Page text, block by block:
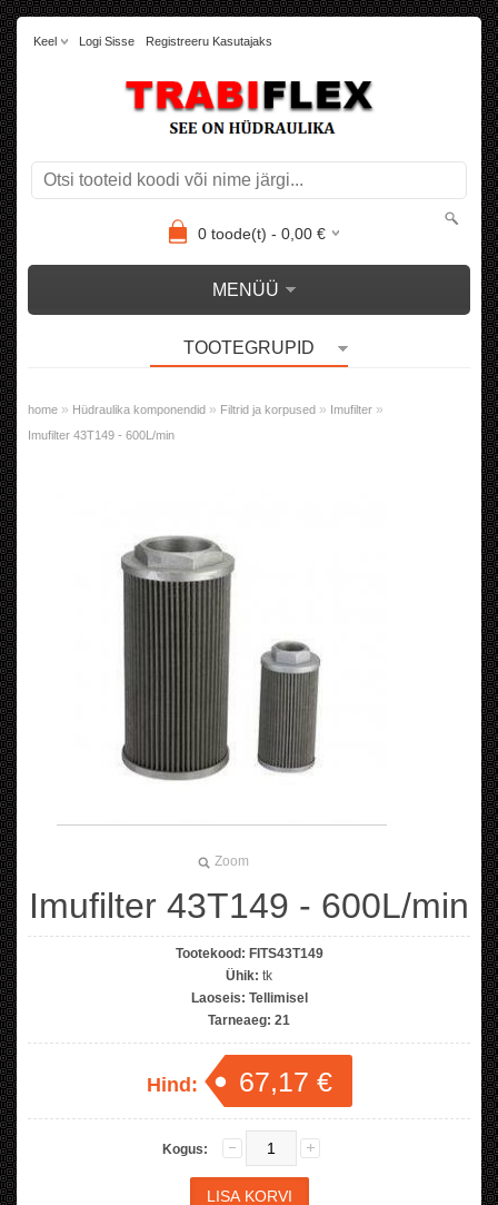
Keel Logi Sisse Registreeru Kasutajaks
0toode(t) - 0,00€
MENÜÜ
TOOTEGRUPID
home » Hüdraulika komponendid » Filtrid ja korpused » Imufilter »
Imufilter 43T149 - 600L/min
Zoom
Imufilter 43T149 - 600L/min
Tootekood: FITS43T149
Ühik: tk
Laoseis: Tellimisel
Tarneaeg: 21
Hind: 67,17 €
Kogus: